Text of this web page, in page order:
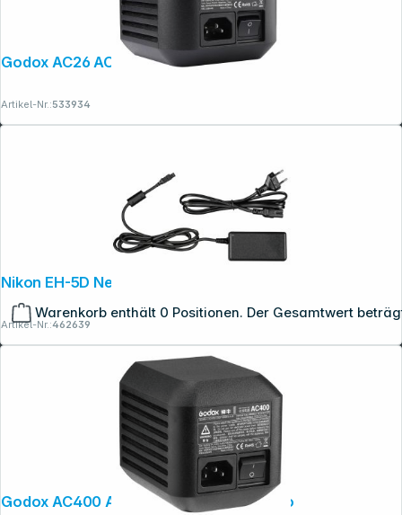
Warenkorb enthält 0 Positionen. Der Gesamtwert
Godox AC26 AC Adapter für AD600 Pro
Artikel-Nr.:533934
Nikon EH-5D Netzadapter
Artikel-Nr.:462639
Godox AC400 AC Adapter für AD400 Pro